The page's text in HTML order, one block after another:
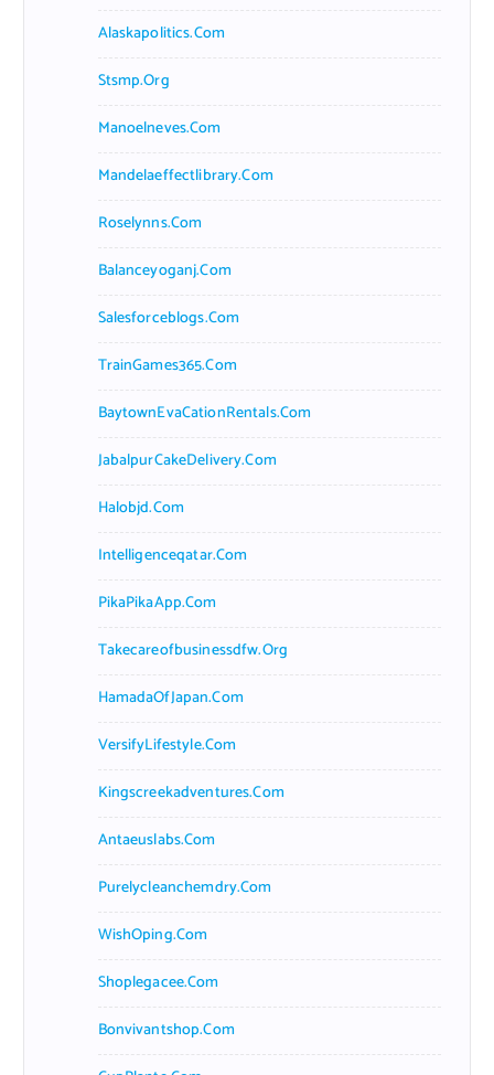
Alaskapolitics.com
Stsmp.org
Manoelneves.com
Mandelaeffectlibrary.com
Roselynns.com
Balanceyoganj.com
Salesforceblogs.com
TrainGames365.com
BaytownEvaCationRentals.com
JabalpurCakeDelivery.com
Halobjd.com
Intelligenceqatar.com
PikaPikaApp.com
Takecareofbusinessdfw.org
HamadaOfJapan.com
VersifyLifestyle.com
Kingscreekadventures.com
Antaeuslabs.com
Purelycleanchemdry.com
WishOping.com
Shoplegacee.com
Bonvivantshop.com